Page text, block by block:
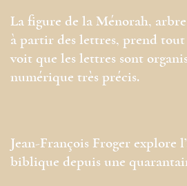
La figure de la Ménorah,
à partir des lettres, prend tout
voit que les lettres sont
numérique très précis.
Jean-François Froger explore
biblique depuis une